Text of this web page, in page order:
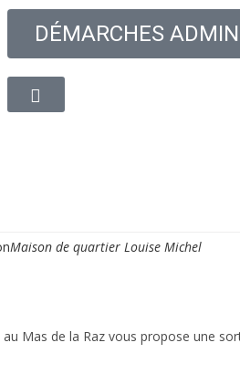
DÉMARCHES
Maison de quartier Louise Michel
Mas de la Raz vous propose une